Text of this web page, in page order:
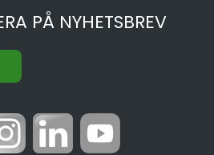
PÅ NYHETSBREV